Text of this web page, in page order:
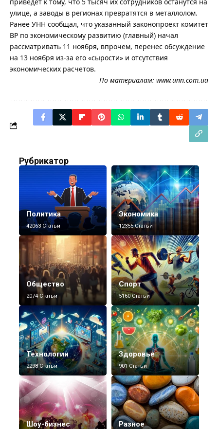
улице, а заводы в регионах превратятся в металлолом.
Ранее УНН сообщал, что указанный законопроект комитет
ВР по экономическому развитию (главный) начал
рассматривать 11 ноября, впрочем, перенес обсуждение
на 13 ноября из-за его «сырости» и отсутствия
экономических расчетов.
По материалам: www.unn.com.ua
Рубрикатор
Политика
42063 Статьи
Экономика
12355 Статьи
Общество
2074 Статьи
Спорт
5160 Статьи
Технологии
2298 Статьи
Здоровье
901 Статьи
Шоу-бизнес Разное